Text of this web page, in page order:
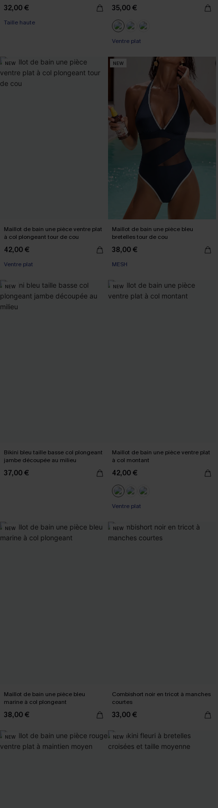
32,00 €
Taille haute
35,00 €
Ventre plat
NEW
Maillot de bain une pièce ventre plat
à col plongeant tour de cou
42,00 €
Ventre plat
NEW
Maillot de bain une pièce bleu
bretelles tour de cou
38,00 €
MESH
NEW
Bikini bleu taille basse col plongeant
jambe découpée au milieu
37,00 €
NEW
Maillot de bain une pièce ventre plat
à col montant
42,00 €
Ventre plat
NEW
Maillot de bain une pièce bleu
marine à col plongeant
38,00 €
NEW
Combishort noir en tricot à manches
courtes
33,00 €
NEW NEW